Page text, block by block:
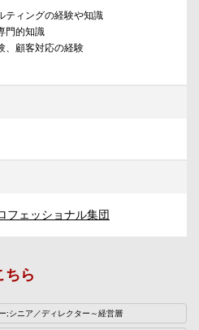
ティングの経験や知識
門的知識
、顧客対応の経験
フェッショナル集団
ちら
;シニア／ディレクター～経営層